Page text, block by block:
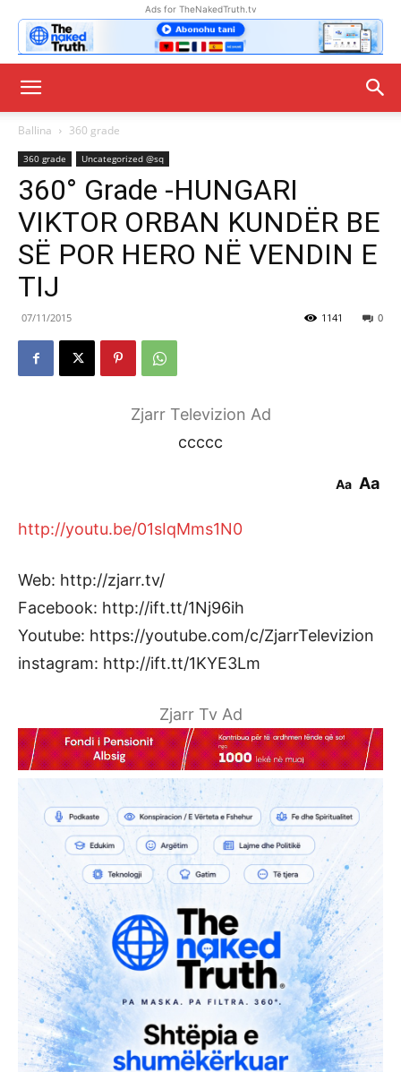
Ads for TheNakedTruth.tv
Ballina 360 grade
360 grade Uncategorized @sq
360° Grade -HUNGARI
VIKTOR ORBAN KUNDËR BE
SË POR HERO NË VENDIN E
TIJ
07/11/2015 0
1141
Zjarr Televizion Ad
ccccc
Aa Aa
http://youtu.be/01sIqMms1N0
Web: http://zjarr.tv/
Facebook: http://ift.tt/1Nj96ih
Youtube: https://youtube.com/c/ZjarrTelevizion
instagram: http://ift.tt/1KYE3Lm
Zjarr Tv Ad